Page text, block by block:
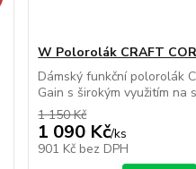
W Polorolák CRAFT
Dámský funkční polorolák
Gain s širokým využitím na
1 150 Kč
1 090 Kč/ks
901 Kč bez DPH